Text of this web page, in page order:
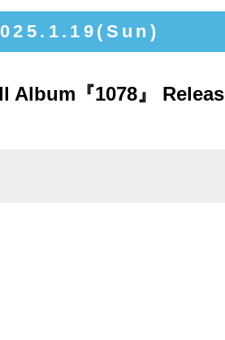
Album『1078』